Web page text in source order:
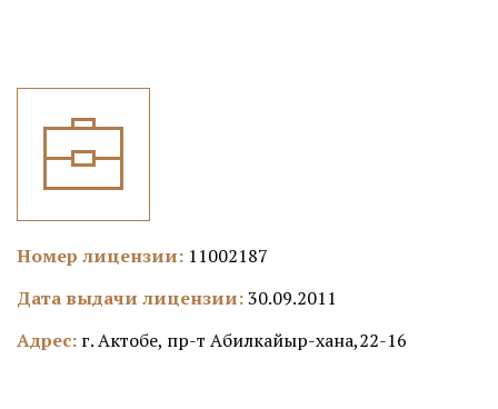
Номер лицензии: 11002187
Дата выдачи лицензии:30.09.2011
Адрес: г. Актобе, пр-т Абилкайыр-хана,22-16